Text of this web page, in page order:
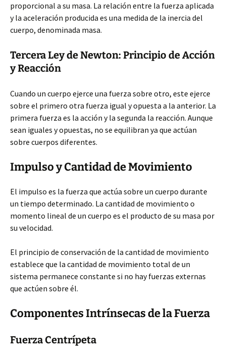
proporcional a su masa. La relación entre la fuerza aplicada
y la aceleración producida es una medida de la inercia del
cuerpo, denominada masa.
Tercera Ley de Newton: Principio de Acción
y Reacción
Cuando un cuerpo ejerce una fuerza sobre otro, este ejerce
sobre el primero otra fuerza igual y opuesta a la anterior. La
primera fuerza es la acción y la segunda la reacción. Aunque
sean iguales y opuestas, no se equilibran ya que actúan
sobre cuerpos diferentes.
Impulso y Cantidad de Movimiento
El impulso es la fuerza que actúa sobre un cuerpo durante
un tiempo determinado. La cantidad de movimiento o
momento lineal de un cuerpo es el producto de su masa por
su velocidad.
El principio de conservación de la cantidad de movimiento
establece que la cantidad de movimiento total de un
sistema permanece constante si no hay fuerzas externas
que actúen sobre él.
Componentes Intrínsecas de la Fuerza
Fuerza Centrípeta